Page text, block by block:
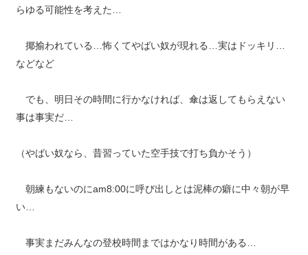
らゆる可能性を考えた…
揶揄われている…怖くてやばい奴が現れる…実はドッキリ…
などなど
でも、明日その時間に行かなければ、傘は返してもらえない
事は事実だ…
（やばい奴なら、昔習っていた空手技で打ち負かそう）
朝練もないのにam8:00に呼び出しとは泥棒の癖に中々朝が早
い…
事実まだみんなの登校時間まではかなり時間がある…